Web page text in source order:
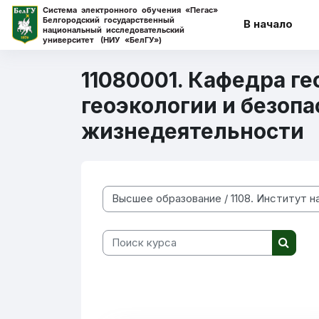
Перейти к основному содержанию
В начало
11080001. Кафедра
геоэкологии и
жизнедеятельности
Категории курсов
Поиск курса
Поиск